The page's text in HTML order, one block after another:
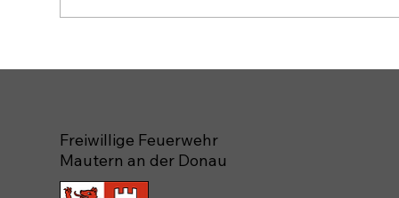
Freiwillige Feuerwehr
Mautern an der Donau